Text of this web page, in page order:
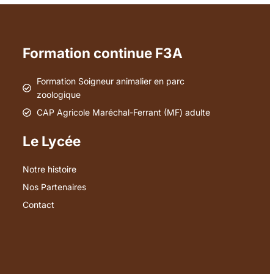
Formation continue F3A
Formation Soigneur animalier en parc
zoologique
CAP Agricole Maréchal-Ferrant (MF) adulte
Le Lycée
Notre histoire
Nos Partenaires
Contact